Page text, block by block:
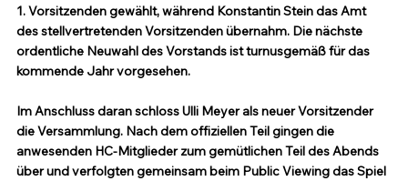
1. Vorsitzenden gewählt, während Konstantin Stein das Amt
des stellvertretenden Vorsitzenden übernahm. Die nächste
ordentliche Neuwahl des Vorstands ist turnusgemäß für das
kommende Jahr vorgesehen.
Im Anschluss daran schloss Ulli Meyer als neuer Vorsitzender
die Versammlung. Nach dem offiziellen Teil gingen die
anwesenden HC-Mitglieder zum gemütlichen Teil des Abends
über und verfolgten gemeinsam beim Public Viewing das Spiel